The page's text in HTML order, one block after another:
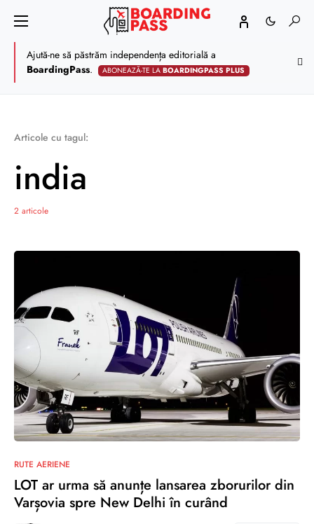
Ajută-ne să păstrăm independența editorială a
BoardingPass. ABONEAZĂ-TE LABOARDINGPASS PLUS
Articole cu tagul:
india
2 articole
RUTE AERIENE
LOT ar urma să anunțe lansarea zborurilor din
Varșovia spre New Delhi în curând